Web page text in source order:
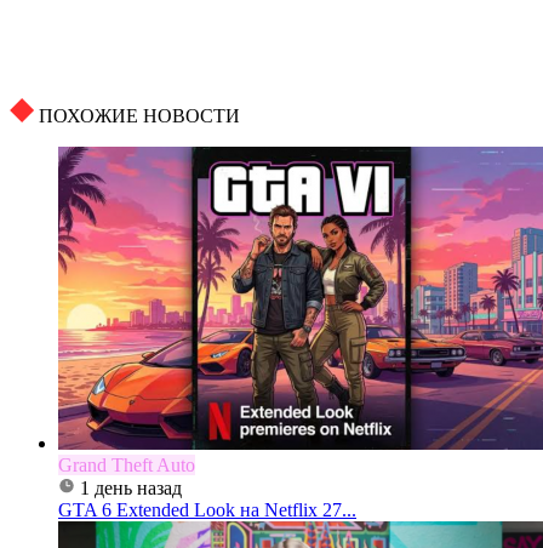
ПОХОЖИЕ НОВОСТИ
Grand Theft Auto
1 день назад
GTA 6 Extended Look на Netflix 27...